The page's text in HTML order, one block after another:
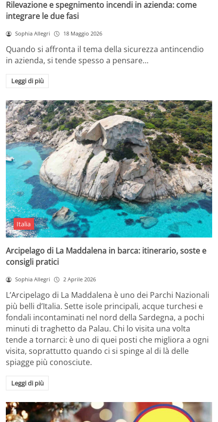
Rilevazione e spegnimento incendi in azienda: come
integrare le due fasi
Sophia Allegri 18 Maggio 2026
Quando si affronta il tema della sicurezza antincendio
in azienda, si tende spesso a pensare…
Leggi di più
Italia
Arcipelago di La Maddalena in barca: itinerario, soste e
consigli pratici
Sophia Allegri 2 Aprile 2026
L’Arcipelago di La Maddalena è uno dei Parchi Nazionali
più belli d’Italia. Sette isole principali, acque turchesi e
fondali incontaminati nel nord della Sardegna, a pochi
minuti di traghetto da Palau. Chi lo visita una volta
tende a tornarci: è uno di quei posti che migliora a ogni
visita, soprattutto quando ci si spinge al di là delle
spiagge più conosciute.
Leggi di più